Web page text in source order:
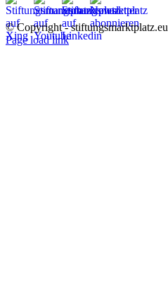
© Copyright - stiftungsmarktplatz.eu
Page load link